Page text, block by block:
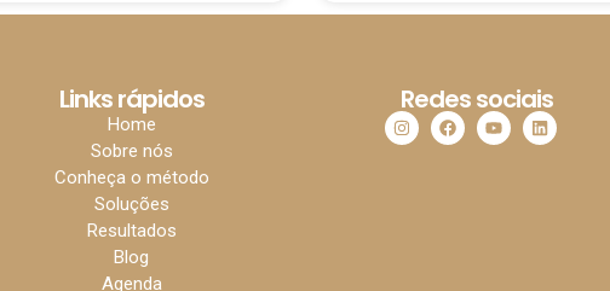
Links rápidos
Home
Sobre nós
Conheça o método
Soluções
Resultados
Blog
Agenda
Redes sociais